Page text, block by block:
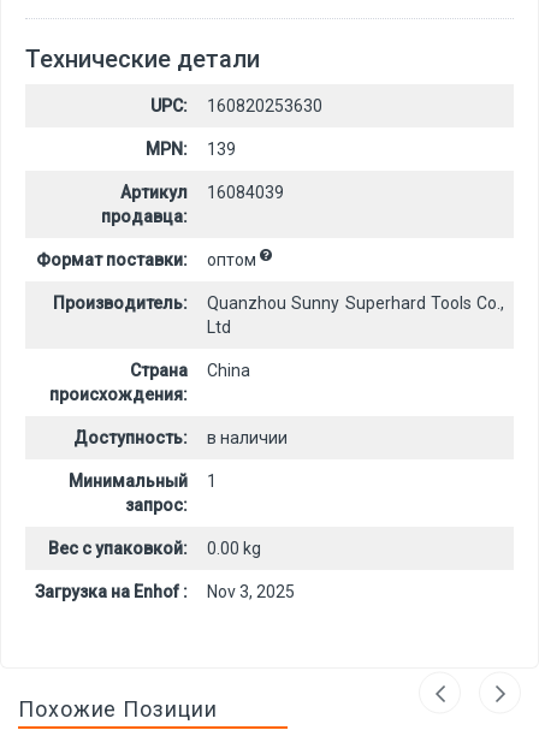
Технические детали
UPC: 160820253630
MPN: 139
Артикул
продавца:
16084039
Формат поставки: оптом
Производитель:
Quanzhou Sunny Superhard Tools Co.,
Ltd
Страна
происхождения:
China
Доступность: в наличии
Минимальный
запрос:
1
Вес с упаковкой: 0.00 kg
Загрузка на Enhof : Nov 3, 2025
Похожие Позиции